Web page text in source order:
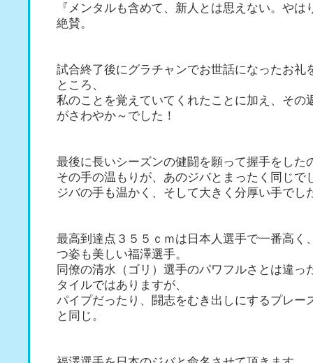
『メンタルも含めて、新人とは思えない。やは
絶賛。
試合終了後にグラチャンでお世話になったお礼
ところ、
私のことを覚えていてくれたことに加え、その
がさわやか～でした！
最後に長いシーズンの健闘を願って握手をした
その手の温もりが、あのジバとまったく同じで
ジバの手も温かく、そして大きく分厚い手でし
最高到達点３５５ｃｍは日本人選手で一番高く
つ姿も美しい福澤選手。
同僚の清水（ゴリ）選手のパワフルさとは違っ
タイルではありますが、
パイプだったり、闘志をむき出しにするプレー
と同じ。